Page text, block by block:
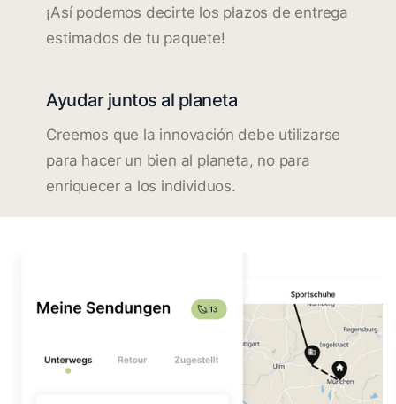
¡Así podemos decirte los plazos de entrega
estimados de tu paquete!
Ayudar juntos al planeta
Creemos que la innovación debe utilizarse
para hacer un bien al planeta, no para
enriquecer a los individuos.